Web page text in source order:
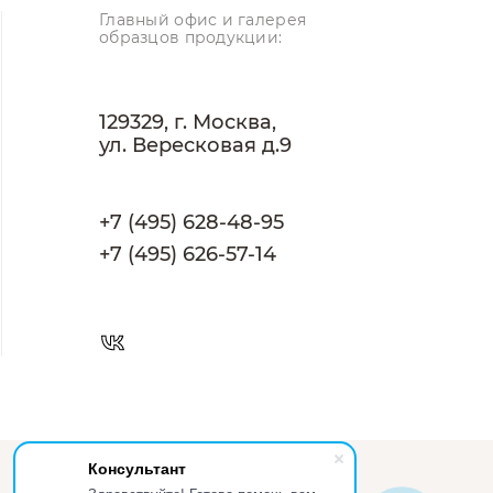
Консультант
Главный офис и галерея
образцов продукции:
129329, г. Москва,
ул. Вересковая д.9
+7 (495) 628-48-95
+7 (495) 626-57-14
Разработано в